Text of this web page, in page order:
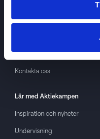
About cookies
GDPR
Kontakta oss
Lär med Aktiekampen
Inspiration och nyheter
Undervisning